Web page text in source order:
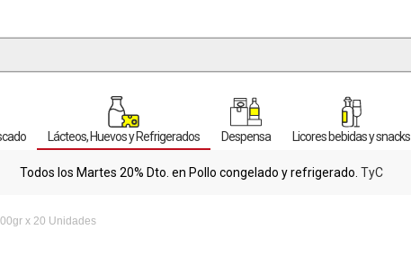
Lácteos, Huevos y Refrigerados Despensa Licores bebidas y snacks
Todos los Martes 20% Dto. en Pollo congelado y refrigerado. TyC
x 20 Unidades